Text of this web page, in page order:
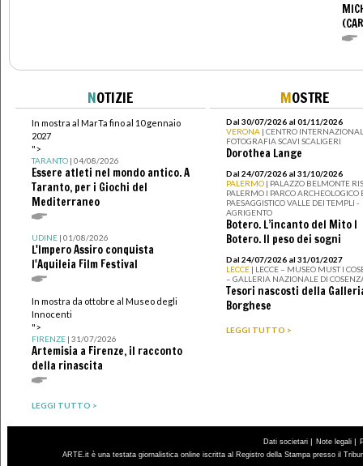
NOTIZIE
In mostra al MarTa fino al 10 gennaio
2027
">
TARANTO| 04/08/2026
Essere atleti nel mondo antico. A
Taranto, per i Giochi del
Mediterraneo
UDINE| 01/08/2026
L'Impero Assiro conquista
l'Aquileia Film Festival
In mostra da ottobre al Museo degli
Innocenti
">
FIRENZE| 31/07/2026
Artemisia a Firenze, il racconto
della rinascita
LEGGI TUTTO >
MOSTRE
Dal 30/07/2026 al 01/11/2026
VERONA | CENTRO
FOTOGRAFIA SCAVI SCALIGERI
Dorothea Lange
Dal 24/07/2026 al 31/10/2026
PALERMO | PALAZZO BELMONTE
PALERMO I PARCO ARCHEOLOGICO
PAESAGGISTICO VALLE DEI TEMPLI -
AGRIGENTO
Botero. L’incanto del Mito I
Botero. Il peso dei sogni
Dal 24/07/2026 al 31/01/2027
LECCE | LECCE – MUSEO MUST I
– GALLERIA NAZIONALE DI
Tesori nascosti della
Borghese
LEGGI TUTTO >
Dati societari | Note legali |
ARTE.it è una testata giornalistica online iscritta al Registro della Stampa presso il